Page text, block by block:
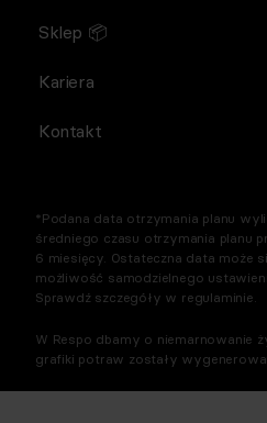
Sklep 📦
Kariera
Kontakt
*Podana data otrzymania planu
średniego czasu otrzymania planu
6 miesięcy. Ostateczna data może
możliwość samodzielnego
Sprawdź szczegóły w regulaminie.
W Respo dbamy o niemarnowanie
grafiki potraw zostały